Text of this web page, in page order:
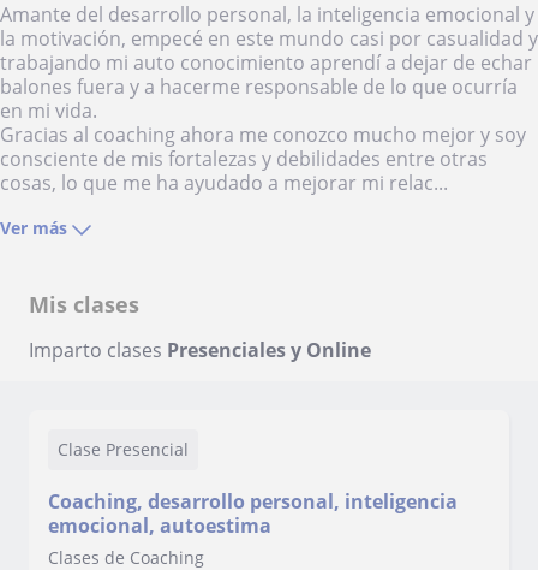
Amante del desarrollo personal, la inteligencia emocional y
la motivación, empecé en este mundo casi por casualidad y
trabajando mi auto conocimiento aprendí a dejar de echar
balones fuera y a hacerme responsable de lo que ocurría
en mi vida.
Gracias al coaching ahora me conozco mucho mejor y soy
consciente de mis fortalezas y debilidades entre otras
cosas, lo que me ha ayudado a mejorar mi relac...
Ver más
Mis clases
Imparto clases Presenciales y Online
Clase Presencial
Coaching, desarrollo personal, inteligencia
emocional, autoestima
Clases de Coaching